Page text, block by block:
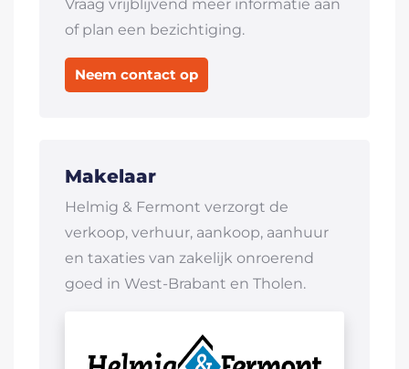
Vraag vrijblijvend meer informatie aan
of plan een bezichtiging.
Neem contact op
Makelaar
Helmig & Fermont verzorgt de
verkoop, verhuur, aankoop, aanhuur
en taxaties van zakelijk onroerend
goed in West-Brabant en Tholen.